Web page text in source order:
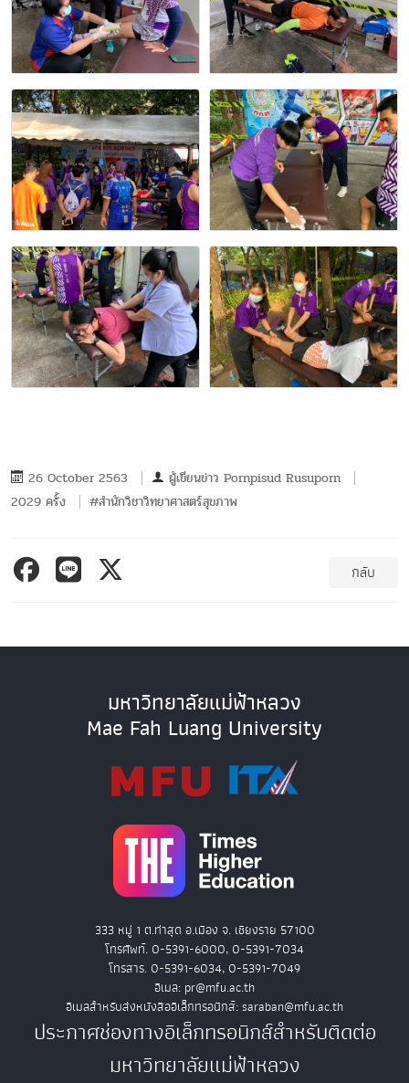
26 October 2563 ผู้เขียนข่าว Pornpisud Rusuporn
2029 ครั้ง
#สำนักวิชาวิทยาศาสตร์สุขภาพ
กลับ
มหาวิทยาลัยแม่ฟ้าหลวง
Mae Fah Luang University
333 หมู่ 1 ต.ท่าสุด อ.เมือง จ. เชียงราย 57100
โทรศัพท์. 0-5391-6000, 0-5391-7034
โทรสาร. 0-5391-6034, 0-5391-7049
อีเมล: pr@mfu.ac.th
อีเมลสำหรับส่งหนังสืออิเล็กทรอนิกส์: saraban@mfu.ac.th
ประกาศช่องทางอิเล็กทรอนิกส์สำหรับติดต่อ
มหาวิทยาลัยแม่ฟ้าหลวง